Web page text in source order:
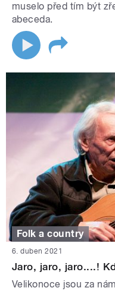
muselo před tím být
abeceda.
Folk a country
6. duben 2021
Jaro, jaro, jaro....!
Velikonoce jsou za